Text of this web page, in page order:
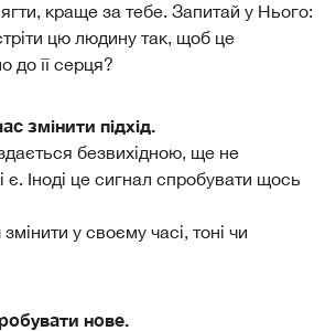
краще за тебе. Запитай у Нього:
цю людину так, щоб це
до її серця?
змінити підхід.
безвихідною, ще не
є. Іноді це сигнал спробувати щось
у своєму часі, тоні чи
нове.